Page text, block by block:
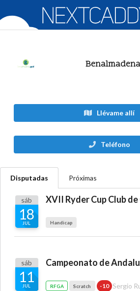
Llévame allí
Teléfono
Disputadas Próximas
sáb
18
JUL
XVII Ryder Cup Club
Handicap
sáb
11
JUL
Campeonato de
RFGA Scratch -10 Sergio